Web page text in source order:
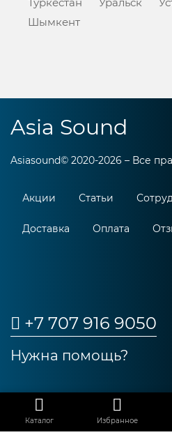
Шымкент
Asia Sound
Asiasound© 2020-2026 – Все
Акции Статьи
Доставка Оплата
+7 707 916 9050
Нужна помощь?
Каталог Избранное